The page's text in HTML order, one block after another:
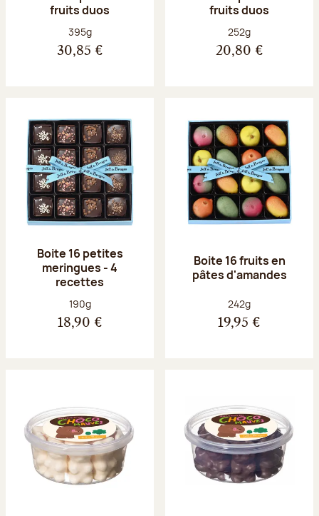
fruits duos
Poids net :
395g
30,85 €
fruits duos
Poids net :
252g
20,80 €
Boite 16 petites
meringues - 4
recettes
Poids net :
190g
18,90 €
Boite 16 fruits en
pâtes d'amandes
Poids net :
242g
19,95 €